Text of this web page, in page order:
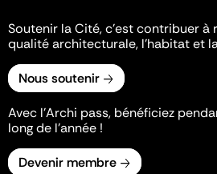
Soutenir la Cité, c'est contribuer à
qualité architecturale, l'habitat et
Nous soutenir
Avec l’Archi pass, bénéficiez
long de l’année !
Devenir membre